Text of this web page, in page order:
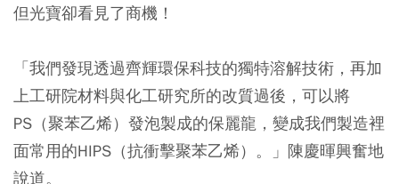
但光寶卻看見了商機！
「我們發現透過齊輝環保科技的獨特溶解技術，再加
上工研院材料與化工研究所的改質過後，可以將
PS（聚苯乙烯）發泡製成的保麗龍，變成我們製造裡
面常用的HIPS（抗衝擊聚苯乙烯）。」陳慶暉興奮地
說道。